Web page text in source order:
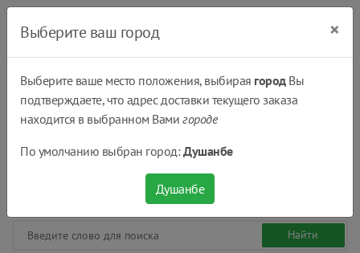
Выберите ваш город ×
Выберите ваше место положения, выбирая городВы
подтверждаете, что адрес доставки текущего заказа
находится в выбранном Вамигороде
По умолчанию выбран город:Душанбе
Душанбе